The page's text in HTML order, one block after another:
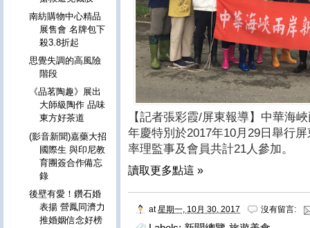
【記者張彩霞/屏東報導】中華海
年慶特別於2017年10月 29 日舉行
率理監事及會員共計21人參加。
讀取更多點這 »
at星期一, 10月 30, 2017 沒有留言:
南紡購物中心精品
展售會 名牌包下
殺3.8折起
思覺失調的高風險
階段
《品茗陶趣》展出
大師級陶作 品味
東方好茶道
(影音新聞)嘉藥大招
國際生 與印尼教
育團簽合作備忘
錄
後壁有愛！鑽石婚
表揚 營鳳同濟力
推婚姻信念好榜